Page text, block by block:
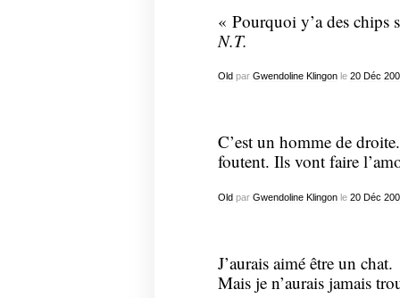
« Pourquoi y’a des chips
N.T.
Oldpar Gwendoline Klingonle 20 Déc
C’est un homme de
foutent. Ils vont faire
Oldpar Gwendoline Klingonle 20 Déc
J’aurais aimé être un chat.
Mais je n’aurais jamais